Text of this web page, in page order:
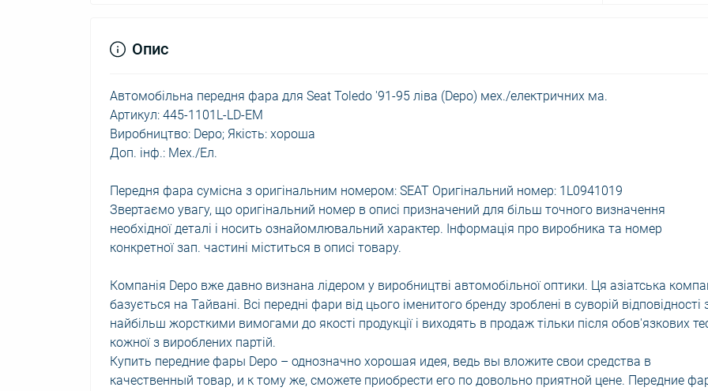
Опис
Автомобільна передня фара для Seat Toledo '91-95 ліва (Depo) мех./електричних ма.
Артикул: 445-1101L-LD-EM
Виробництво: Depo; Якість: хороша
Доп. інф.: Мех./Ел.
Передня фара сумісна з оригінальним номером: SEAT Оригінальний номер: 1L0941019
Звертаємо увагу, що оригінальний номер в описі призначений для більш точного визначення
необхідної деталі і носить ознайомлювальний характер. Інформація про виробника та номер
конкретної зап. частині міститься в описі товару.
Компанія Depo вже давно визнана лідером у виробництві автомобільної оптики. Ця азіатська
базується на Тайвані. Всі передні фари від цього іменитого бренду зроблені в суворій відповідності
найбільш жорсткими вимогами до якості продукції і виходять в продаж тільки після обов'язкових
кожної з вироблених партій.
Купить передние фары Depo – однозначно хорошая идея, ведь вы вложите свои средства в
качественный товар, и к тому же, сможете приобрести его по довольно приятной цене. Передние